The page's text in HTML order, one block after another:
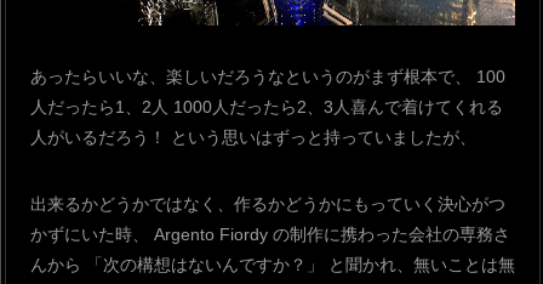
あったらいいな、楽しいだろうなというのがまず根本で、
100
人だったら1、2人 1000人だったら2、3人喜んで着けてくれる
人がいるだろう！
という思いはずっと持っていましたが、
出来るかどうかではなく、作るかどうかにもっていく決心がつ
かずにいた時、
Argento Fiordy の制作に携わった会社の専務さ
んから
「次の構想はないんですか？」
と聞かれ、無いことは無